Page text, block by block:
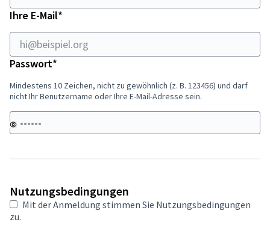
Ihre E-Mail*
Passwort*
Mindestens 10 Zeichen, nicht zu gewöhnlich (z. B. 123456) und darf
nicht Ihr Benutzername oder Ihre E-Mail-Adresse sein.
Nutzungsbedingungen
Mit der Anmeldung stimmen Sie Nutzungsbedingungen
zu.